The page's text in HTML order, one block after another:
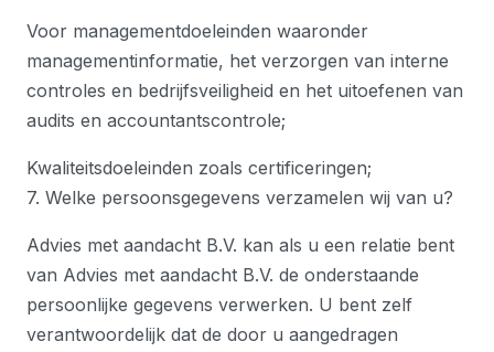
Voor managementdoeleinden waaronder
managementinformatie, het verzorgen van interne
controles en bedrijfsveiligheid en het uitoefenen van
audits en accountantscontrole;
Kwaliteitsdoeleinden zoals certificeringen;
7. Welke persoonsgegevens verzamelen wij van u?
Advies met aandacht B.V. kan als u een relatie bent
van Advies met aandacht B.V. de onderstaande
persoonlijke gegevens verwerken. U bent zelf
verantwoordelijk dat de door u aangedragen